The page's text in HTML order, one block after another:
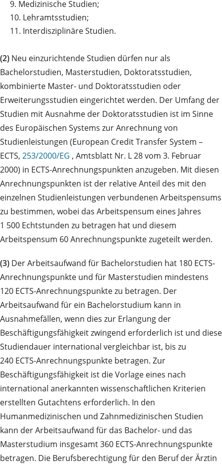
9. Medizinische Studien;
10. Lehramtsstudien;
11. Interdisziplinäre Studien.
(2) Neu einzurichtende Studien dürfen nur als
Bachelorstudien, Masterstudien, Doktoratsstudien,
kombinierte Master- und Doktoratsstudien oder
Erweiterungsstudien eingerichtet werden. Der Umfang der
Studien mit Ausnahme der Doktoratsstudien ist im Sinne
des Europäischen Systems zur Anrechnung von
Studienleistungen (European Credit Transfer System –
ECTS, 253/2000/EG , Amtsblatt Nr. L 28 vom 3. Februar
2000) in ECTS-Anrechnungspunkten anzugeben. Mit diesen
Anrechnungspunkten ist der relative Anteil des mit den
einzelnen Studienleistungen verbundenen Arbeitspensums
zu bestimmen, wobei das Arbeitspensum eines Jahres
1 500 Echtstunden zu betragen hat und diesem
Arbeitspensum 60 Anrechnungspunkte zugeteilt werden.
(3) Der Arbeitsaufwand für Bachelorstudien hat 180 ECTS-
Anrechnungspunkte und für Masterstudien mindestens
120 ECTS-Anrechnungspunkte zu betragen. Der
Arbeitsaufwand für ein Bachelorstudium kann in
Ausnahmefällen, wenn dies zur Erlangung der
Beschäftigungsfähigkeit zwingend erforderlich ist und diese
Studiendauer international vergleichbar ist, bis zu
240 ECTS-Anrechnungspunkte betragen. Zur
Beschäftigungsfähigkeit ist die Vorlage eines nach
international anerkannten wissenschaftlichen Kriterien
erstellten Gutachtens erforderlich. In den
Humanmedizinischen und Zahnmedizinischen Studien
kann der Arbeitsaufwand für das Bachelor- und das
Masterstudium insgesamt 360 ECTS-Anrechnungspunkte
betragen. Die Berufsberechtigung für den Beruf der Ärztin